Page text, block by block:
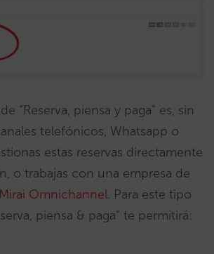
“Reserva, piensa y paga” es, sin
telefónicos, Whatsapp o
estas reservas directamente
o trabajas con una empresa de
Mirai Omnichannel. Para este tipo
piensa & paga” te permitirá: